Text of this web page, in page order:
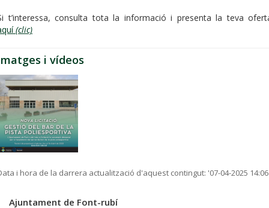
t’interessa, consulta tota la informació i presenta la teva
(clic)
i vídeos
i hora de la darrera actualització d'aquest contingut: '07-04-2025 14:06
Ajuntament de Font-rubí